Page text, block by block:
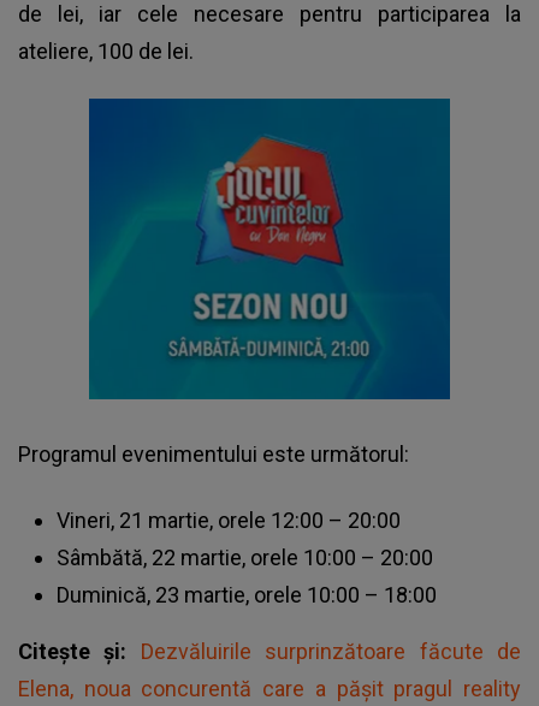
de lei, iar cele necesare pentru participarea la
ateliere, 100 de lei.
Programul evenimentului este următorul:
Vineri, 21 martie, orele 12:00 – 20:00
Sâmbătă, 22 martie, orele 10:00 – 20:00
Duminică, 23 martie, orele 10:00 – 18:00
Citește și: Dezvăluirile surprinzătoare făcute de
Elena, noua concurentă care a pășit pragul reality